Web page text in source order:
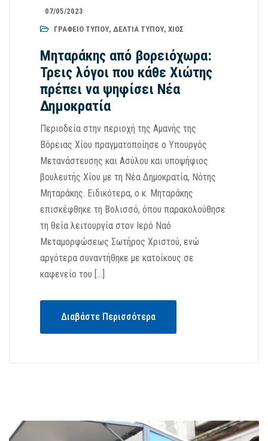
07/05/2023
ΓΡΑΦΕΊΟ ΤΎΠΟΥ, ΔΕΛΤΊΑ ΤΎΠΟΥ, ΧΊΟΣ
Μηταράκης από βορειόχωρα:
Τρεις λόγοι που κάθε Χιώτης
πρέπει να ψηφίσει Νέα
Δημοκρατία
Περιοδεία στην περιοχή της Αμανής της
Βόρειας Χίου πραγματοποίησε ο Υπουργός
Μετανάστευσης και Ασύλου και υποψήφιος
βουλευτής Χίου με τη Νέα Δημοκρατία, Νότης
Μηταράκης. Ειδικότερα, ο κ. Μηταράκης
επισκέφθηκε τη Βολισσό, όπου παρακολούθησε
τη θεία λειτουργία στον Ιερό Ναό
Μεταμορφώσεως Σωτήρος Χριστού, ενώ
αργότερα συναντήθηκε με κατοίκους σε
καφενείο του […]
Διαβάστε Περισσότερα